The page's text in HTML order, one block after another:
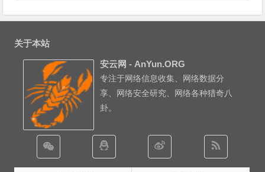
关于本站
安云网 - AnYun.ORG
专注于网络信息收集、网络数据分
享、网络安全研究、网络各种猎奇八
卦。